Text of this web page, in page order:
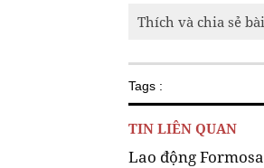
Thích và chia sẻ
Tags :
TIN LIÊN QUAN
Lao động